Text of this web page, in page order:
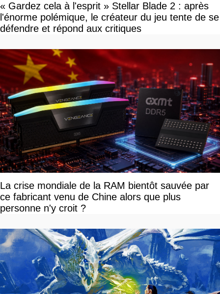
« Gardez cela à l'esprit » Stellar Blade 2 : après
l'énorme polémique, le créateur du jeu tente de se
défendre et répond aux critiques
La crise mondiale de la RAM bientôt sauvée par
ce fabricant venu de Chine alors que plus
personne n'y croit ?